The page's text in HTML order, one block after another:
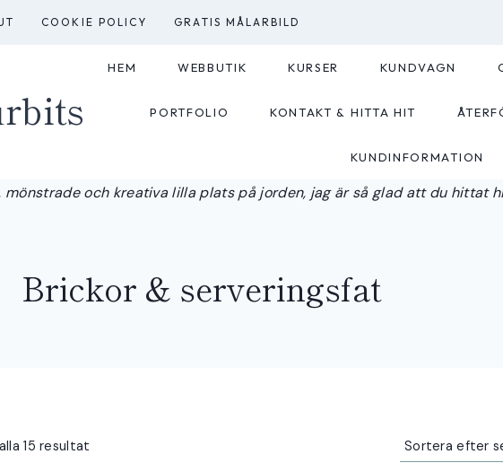
COOKIE POLICY GRATIS MÅLARBILD
HEM WEBBUTIK KURSER KUNDVAGN
PORTFOLIO KONTAKT & HITTA HIT
KUNDINFORMATION
mönstrade och kreativa lilla plats på jorden, jag är så glad att du hittat
Brickor & serveringsfat
15 resultat